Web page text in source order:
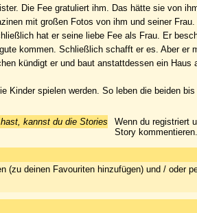
Die Fee gratuliert ihm. Das hätte sie von
mit großen Fotos von ihm und seiner
hat er seine liebe Fee als Frau. Er
kommen. Schließlich schafft er es. Aber er
kündigt er und baut anstattdessen ein Haus
Kinder spielen werden. So leben die beiden bis
kannst du die Stories
Wenn du registriert
Story kommentieren.
deinen Favouriten hinzufügen) und / oder